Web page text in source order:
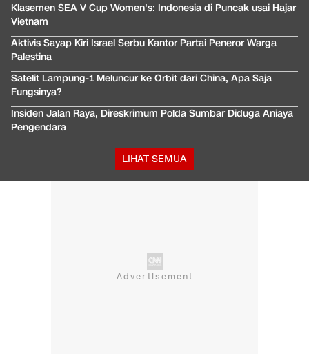
Klasemen SEA V Cup Women's: Indonesia di Puncak usai Hajar
Vietnam
Aktivis Sayap Kiri Israel Serbu Kantor Partai Peneror Warga
Palestina
Satelit Lampung-1 Meluncur ke Orbit dari China, Apa Saja
Fungsinya?
Insiden Jalan Raya, Direskrimum Polda Sumbar Diduga Aniaya
Pengendara
LIHAT SEMUA